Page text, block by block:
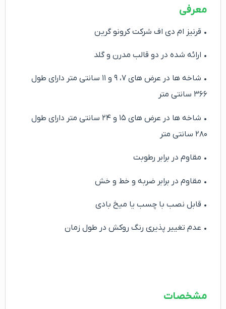
معرفی
• قرنیز ام دی اف شرکت کرونو گرین
• ارائه شده در دو قالب مدرن و گلد
• شاخه ها در عرض های ۷، ۹ و ۱۱ سانتی متر دارای طول
۳۶۶ سانتی متر
• شاخه ها در عرض های ۱۵ و ۲۴ سانتی متر دارای طول
۲۸۰ سانتی متر
• مقاوم در برابر رطوبت
• مقاوم در برابر ضربه و خط و خش
• قابل نصب با چسب یا میخ بادی
• عدم تغییر پذیری رنگ روکش در طول زمان
مشخصات